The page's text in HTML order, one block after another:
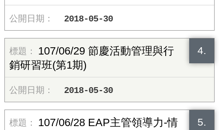
2018-05-30
4.
107/06/29 節慶活動管理與行
銷研習班(第1期)
2018-05-30
5.
107/06/28 EAP主管領導力-情